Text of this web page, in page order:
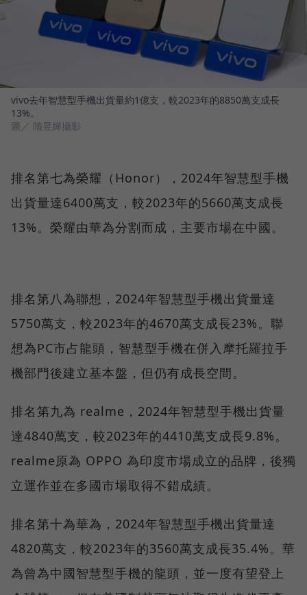
vivo去年智慧型手機出貨量約1億支，較2023年的8850萬支成長
13%。
圖／ 隋昱嬋攝影
排名第七為榮耀（Honor），2024年智慧型手機
出貨量達6400萬支，較2023年的5660萬支成長
13%。榮耀由華為分割而成，主要市場在中國。
排名第八為聯想，2024年智慧型手機出貨量達
5750萬支，較2023年的4670萬支成長23%。聯
想為PC市占龍頭，智慧型手機在併入摩托羅拉手
機部門後建立基本盤，但仍有成長空間。
排名第九為 realme，2024年智慧型手機出貨量
達4840萬支，較2023年的4410萬支成長9.8%。
realme原為 OPPO 為印度市場成立的品牌，後獨
立運作並在多國市場取得不錯成績。
排名第十為華為，2024年智慧型手機出貨量達
4820萬支，較2023年的3560萬支成長35.4%。華
為曾為中國智慧型手機的龍頭，並一度有望登上